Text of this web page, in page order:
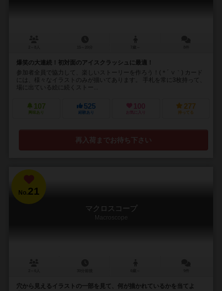
爆笑の大連続！初対面のアイスクラッシュに最適！
参加者全員で協力して、楽しいストーリーを作ろう！(＊´ ∨｀) カード
には、様々なイラストのみが描いてあります。 手札を常に3枚持って、
場に出ている絵に続くストー...
107
興味あり
525
経験あり
100
お気に入り
277
持ってる
再入荷までお待ち下さい
No.21
マクロスコープ
Macroscope
穴から見えるイラストの一部を見て、何が描かれているかを当てよ